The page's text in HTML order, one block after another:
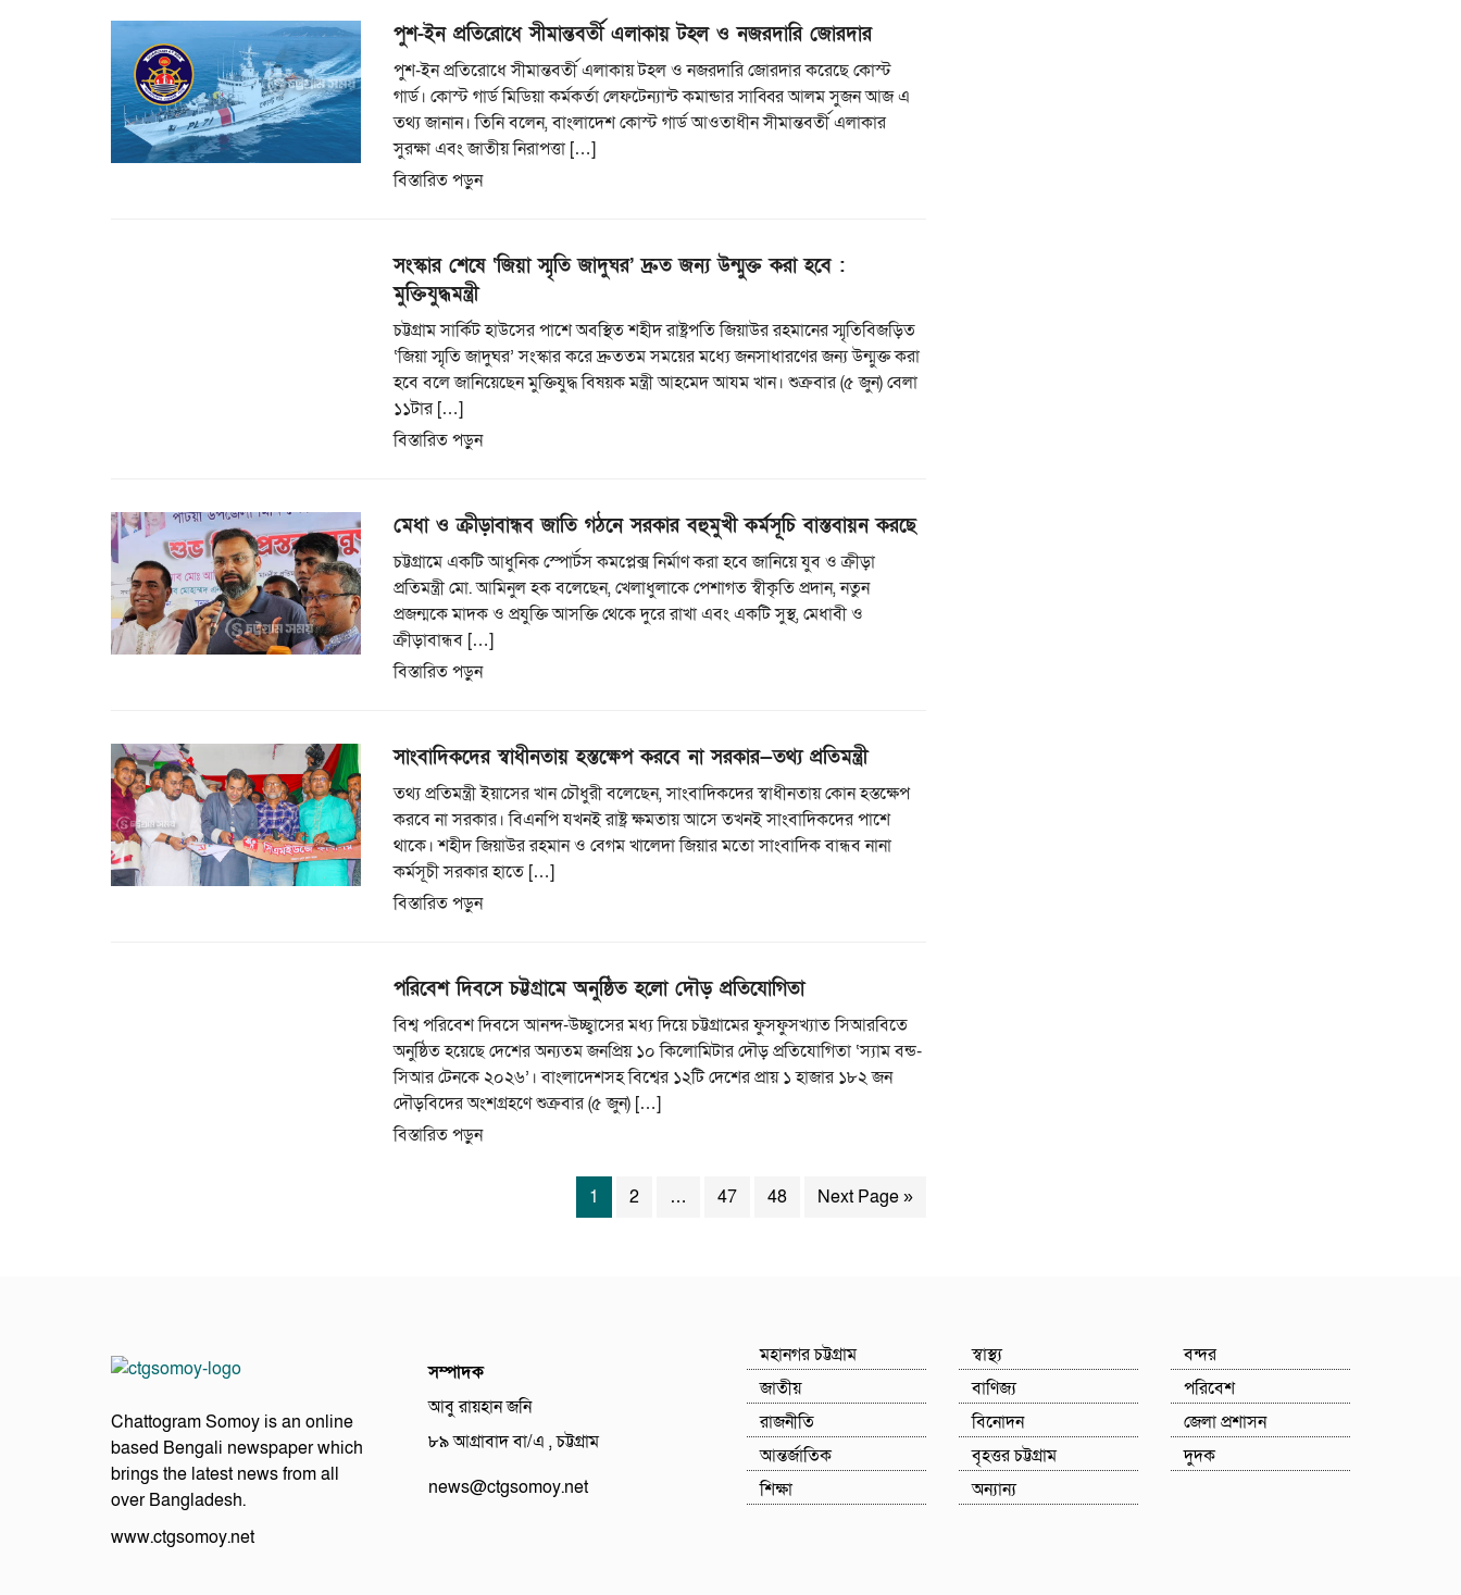
পুশ-ইন প্রতিরোধে সীমান্তবর্তী এলাকায় টহল ও নজরদারি জোরদার
পুশ-ইন প্রতিরোধে সীমান্তবর্তী এলাকায় টহল ও নজরদারি জোরদার করেছে কোস্ট
গার্ড। কোস্ট গার্ড মিডিয়া কর্মকর্তা লেফটেন্যান্ট কমান্ডার সাব্বির আলম সুজন আজ এ
তথ্য জানান। তিনি বলেন, বাংলাদেশ কোস্ট গার্ড আওতাধীন সীমান্তবর্তী এলাকার
সুরক্ষা এবং জাতীয় নিরাপত্তা […]
বিস্তারিত পড়ুন
সংস্কার শেষে ‘জিয়া স্মৃতি জাদুঘর’ দ্রুত জন্য উন্মুক্ত করা হবে :
মুক্তিযুদ্ধমন্ত্রী
চট্টগ্রাম সার্কিট হাউসের পাশে অবস্থিত শহীদ রাষ্ট্রপতি জিয়াউর রহমানের স্মৃতিবিজড়িত
‘জিয়া স্মৃতি জাদুঘর’ সংস্কার করে দ্রুততম সময়ের মধ্যে জনসাধারণের জন্য উন্মুক্ত করা
হবে বলে জানিয়েছেন মুক্তিযুদ্ধ বিষয়ক মন্ত্রী আহমেদ আযম খান। শুক্রবার (৫ জুন) বেলা
১১টার […]
বিস্তারিত পড়ুন
মেধা ও ক্রীড়াবান্ধব জাতি গঠনে সরকার বহুমুখী কর্মসূচি বাস্তবায়ন করছে
চট্টগ্রামে একটি আধুনিক স্পোর্টস কমপ্লেক্স নির্মাণ করা হবে জানিয়ে যুব ও ক্রীড়া
প্রতিমন্ত্রী মো. আমিনুল হক বলেছেন, খেলাধুলাকে পেশাগত স্বীকৃতি প্রদান, নতুন
প্রজন্মকে মাদক ও প্রযুক্তি আসক্তি থেকে দুরে রাখা এবং একটি সুস্থ, মেধাবী ও
ক্রীড়াবান্ধব […]
বিস্তারিত পড়ুন
সাংবাদিকদের স্বাধীনতায় হস্তক্ষেপ করবে না সরকার—তথ্য প্রতিমন্ত্রী
তথ্য প্রতিমন্ত্রী ইয়াসের খান চৌধুরী বলেছেন, সাংবাদিকদের স্বাধীনতায় কোন হস্তক্ষেপ
করবে না সরকার। বিএনপি যখনই রাষ্ট্র ক্ষমতায় আসে তখনই সাংবাদিকদের পাশে
থাকে। শহীদ জিয়াউর রহমান ও বেগম খালেদা জিয়ার মতো সাংবাদিক বান্ধব নানা
কর্মসূচী সরকার হাতে […]
বিস্তারিত পড়ুন
পরিবেশ দিবসে চট্টগ্রামে অনুষ্ঠিত হলো দৌড় প্রতিযোগিতা
বিশ্ব পরিবেশ দিবসে আনন্দ-উচ্ছ্বাসের মধ্য দিয়ে চট্টগ্রামের ফুসফুসখ্যাত সিআরবিতে
অনুষ্ঠিত হয়েছে দেশের অন্যতম জনপ্রিয় ১০ কিলোমিটার দৌড় প্রতিযোগিতা ‘স্যাম বন্ড-
সিআর টেনকে ২০২৬’। বাংলাদেশসহ বিশ্বের ১২টি দেশের প্রায় ১ হাজার ১৮২ জন
দৌড়বিদের অংশগ্রহণে শুক্রবার (৫ জুন) […]
বিস্তারিত পড়ুন
1 2 … 47 48 Next Page »
Chattogram Somoy is an online
based Bengali newspaper which
brings the latest news from all
over Bangladesh.
www.ctgsomoy.net
সম্পাদক
আবু রায়হান জনি
৮৯ আগ্রাবাদ বা/এ , চট্টগ্রাম
news@ctgsomoy.net
মহানগর চট্টগ্রাম
জাতীয়
রাজনীতি
আন্তর্জাতিক
শিক্ষা
স্বাস্থ্য
বাণিজ্য
বিনোদন
বৃহত্তর চট্টগ্রাম
অন্যান্য
বন্দর
পরিবেশ
জেলা প্রশাসন
দুদক